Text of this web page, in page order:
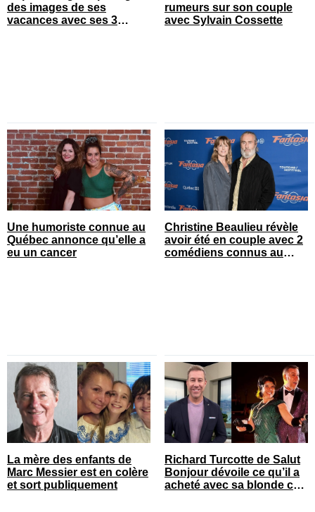
des images de ses
vacances avec ses 3
rumeurs sur son couple
avec Sylvain Cossette
Une humoriste connue au
Québec annonce qu’elle a
eu un cancer
Christine Beaulieu révèle
avoir été en couple avec 2
comédiens connus au
La mère des enfants de
Marc Messier est en colère
et sort publiquement
Richard Turcotte de Salut
Bonjour dévoile ce qu’il a
acheté avec sa blonde cet